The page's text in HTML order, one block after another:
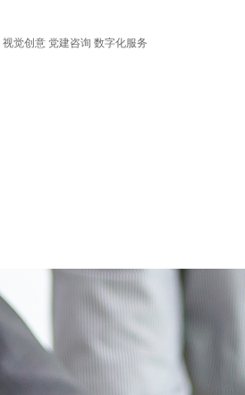
视觉创意 党建咨询 数字化服务